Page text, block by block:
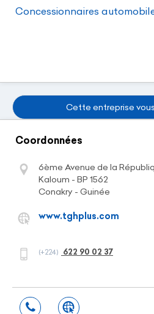
Concessionnaires
Cette entreprise
Coordonnées
6ème Avenue de la
Kaloum - BP 1562
Conakry - Guinée
www.tghplus.com
(+224) 622 90 02 37